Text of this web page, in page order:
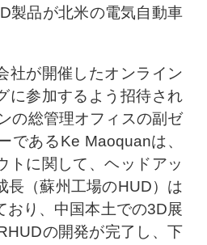
製品が北米の電気自動車
社が開催したオンライン
に参加するよう招待され
の総管理オフィスの副ゼ
であるKe Maoquanは、
トに関して、ヘッドアッ
長（蘇州工場のHUD）は
おり、中国本土での3D展
の開発が完了し、下